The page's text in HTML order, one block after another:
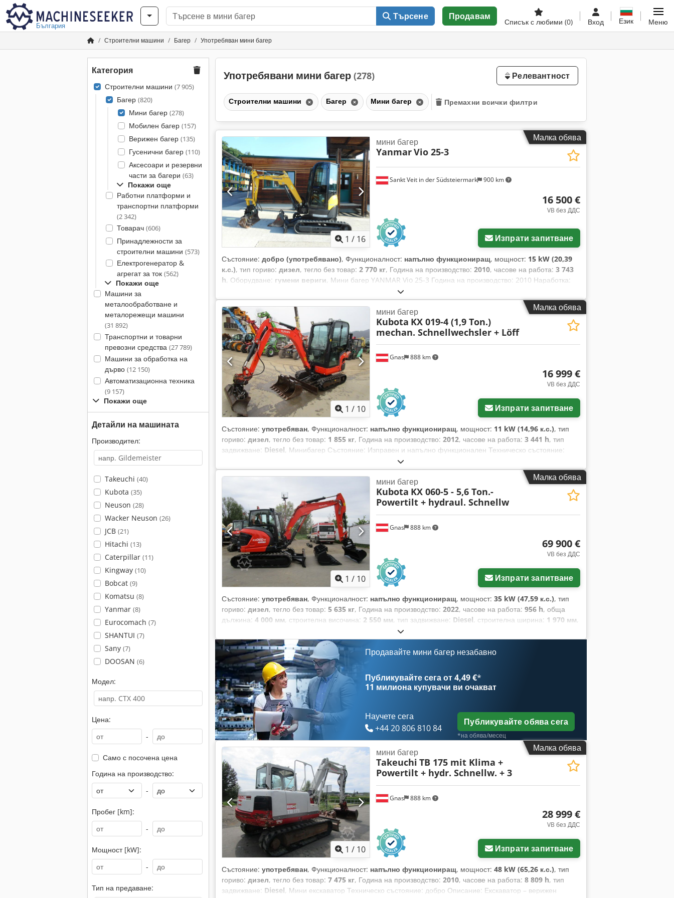
България
Търсене Продавам
Списък с любими (0) Вход Език Меню
Строителни машини Багер Употребяван мини багер
Категория
Строителни машини (7 905)
Багер (820)
Мини багер (278)
Мобилен багер (157)
Верижен багер (135)
Гусенични багер (110)
Аксесоари и резервни
части за багери (63)
Покажи още
Работни платформи и
транспортни платформи
(2 342)
Товарач (606)
Принадлежности за
строителни машини (573)
Електрогенератор &
агрегат за ток (562)
Покажи още
Машини за
металообработване и
металорежещи машини
(31 892)
Транспортни и товарни
превозни средства (27 789)
Машини за обработка на
дърво (12 150)
Автоматизационна техника
(9 157)
Покажи още
Детайли на машината
Производител:
Takeuchi (40)
Kubota (35)
Neuson (28)
Wacker Neuson (26)
JCB (21)
Hitachi (13)
Caterpillar (11)
Kingway (10)
Bobcat (9)
Komatsu (8)
Yanmar (8)
Eurocomach (7)
SHANTUI (7)
Sany (7)
DOOSAN (6)
Модел:
Цена:
-
Само с посочена цена
Година на производство:
-
Пробег [km]:
-
Мощност [kW]:
-
Тип на предаване:
Употребявани мини багер (278) Релевантност
Строителни машини Багер Мини багер Премахни всички филтри
Малка обява
1 / 16
Sankt Veit in der Südsteiermark 900 km
мини багер
YanmarVio 25-3
16 500 €
VB без ДДС
Изпрати запитване
Състояние: добро (употребявано), Функционалност: напълно функциониращ, мощност: 15 kW (20,39
к.с.), тип гориво: дизел, тегло без товар: 2 770 кг, Година на производство: 2010, часове на работа: 3 743
h, Оборудване: гумени вериги, Мини багер YANMAR Vio 25-3 Година на производство: 2010 Наработка:
3743 часа Тегло: 2,770 кг Cjdpfezrd S Ssx Amrjrf Мощност: 15,2 kW - Хидравличен багер с наклоняема
кофа - Дълбококопаеща кофа - Всички маркучи - Добро състояние на багера - Добри вериги - Готов за
работа Продажна цена: 16 500 лв. (нето) Възможна е и изгодна доставка! Предлагат се и допълнителни
нови кофи срещу допълнително заплащане!
Малка обява
1 / 10
Gnas 888 km
мини багер
Kubota KX 019-4 (1,9 Ton.)
mechan. Schnellwechsler + Löff
16 999 €
VB без ДДС
Изпрати запитване
Състояние: употребяван, Функционалност: напълно функциониращ, мощност: 11 kW (14,96 к.с.), тип
гориво: дизел, тегло без товар: 1 855 кг, Година на производство: 2012, часове на работа: 3 441 h, тип
задвижване: Diesel, Минибагер Състояние: Изправен и напълно функционален Техническо състояние:
Добро Описание: Минибагер KUBOTA KX019-4 - година на производство 2012 - 3441 работни часа - 1855 кг
собствено тегло - механичен бързосменник GEEL/Martin - 2 бр. използвани дренажни кофи 30 + 60 см - 1
бр. хидравлична наклонена кофа 100 см - хидравлично регулируемо ходово 100-130 см - работни
светлини - 3-цилиндров дизелов двигател Kubota 11,8 kW (16 к.с.) - багерът е в добро състояние - нова
инспекционна книжка - нов преглед от съдебно сертифициран експерт Codpfx Ajzqxi Nomrsrf
Бързосменник, кофи, 3-ти клапан, отопление, пълна кабина,
Малка обява
1 / 10
Gnas 888 km
мини багер
Kubota KX 060-5 - 5,6 Ton.-
Powertilt + hydraul. Schnellw
69 900 €
VB без ДДС
Изпрати запитване
Състояние: употребяван, Функционалност: напълно функциониращ, мощност: 35 kW (47,59 к.с.), тип
гориво: дизел, тегло без товар: 5 635 кг, Година на производство: 2022, часове на работа: 956 h, обща
дължина: 4 000 мм, строителна височина: 2 550 мм, тип задвижване: Diesel, строителна ширина: 1 970 мм,
Мини екскаватор Състояние: Като нов Техническо състояние: много добро Описание: Екскаватор KUBOTA
KX, година на производство 2022 – 956,4 работни часа – 5635 кг собствено тегло – MARTIN-Powertilt –
хидравличен бързосменяем прикачен инструмент – 3 бр. кофи за изкоп 30 см – 1 бр. кофа за изкоп на
насип 140 см – кабина, отопление, работни светлини – климатик – 4-цилиндров дизелов двигател Kubota,
47 к.с. – извършено голямо обслужване – прост, здрав мини екскаватор – устройство в състояние като ново,
в ОТЛИЧНО СЪСТОЯНИЕ – включва ръководство за експлоатация, резервен ключ и др.!! Цена 69 000,00
ЕВРО, включително ДДС. ОБЛАГАНЕ С ДАНЪК ВЪРХУ РАЗЛИКАТА (ДДС не може да бъде посочен
отделно). Бързосменяем прикачен инструмент, кофи, Cjdpezqxivofx Amrjrf 3-ти вентил, 4-ти вентил,
работни светлини отзад, работни светлини отпред, отопление, пълна кабина, климатик, CE сертификат.
Продавайте мини багер незабавно
Публикувайте сега от 4,49 €*
11 милиона купувачи ви очакват
Научете сега
+44 20 806 810 84
Публикувайте обява сега
*на обява/месец
Малка обява
1 / 10
Gnas 888 km
мини багер
Takeuchi TB 175 mit Klima +
Powertilt + hydr. Schnellw. + 3
28 999 €
VB без ДДС
Изпрати запитване
Състояние: употребяван, Функционалност: напълно функциониращ, мощност: 48 kW (65,26 к.с.), тип
гориво: дизел, тегло без товар: 7 475 кг, Година на производство: 2010, часове на работа: 8 809 h, тип
задвижване: Diesel, Мини екскаватор Техническо състояние: добро Описание: Екскаватор – верижен